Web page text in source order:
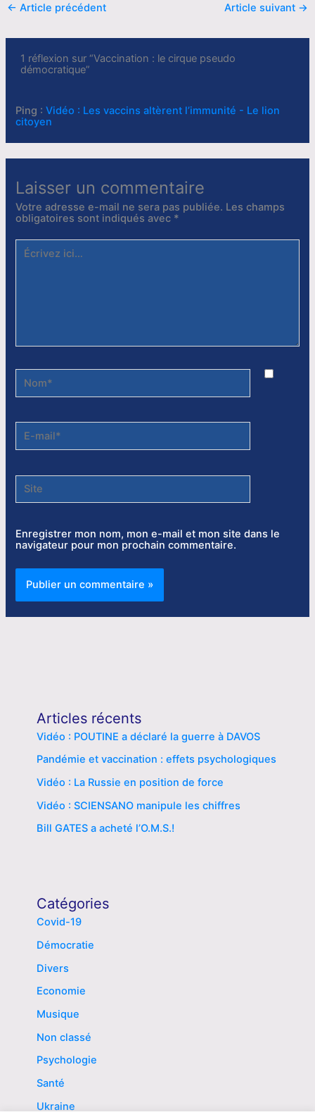
← Article précédent Article suivant →
1 réflexion sur “Vaccination : le cirque pseudo
démocratique”
Ping :Vidéo : Les vaccins altèrent l’immunité - Le lion
citoyen
Laisser un commentaire
Votre adresse e-mail ne sera pas publiée. Les champs
obligatoires sont indiqués avec *
Écrivez
ici…
Nom*
E-
mail*
Site
Enregistrer mon nom, mon e-mail et mon site dans le
navigateur pour mon prochain commentaire.
Articles récents
Vidéo : POUTINE a déclaré la guerre à DAVOS
Pandémie et vaccination : effets psychologiques
Vidéo : La Russie en position de force
Vidéo : SCIENSANO manipule les chiffres
Bill GATES a acheté l’O.M.S.!
Catégories
Covid-19
Démocratie
Divers
Economie
Musique
Non classé
Psychologie
Santé
Ukraine